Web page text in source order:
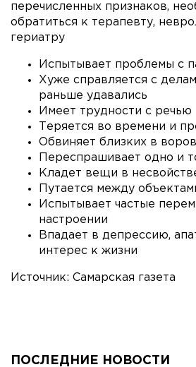
перечисленных признаков,
обратиться к терапевту,
гериатру
Испытывает проблемы с
Хуже справляется с
раньше удавались
Имеет трудности с речью
Теряется во времени и
Обвиняет близких в
Переспрашивает одно и
Кладет вещи в
Путается между
Испытывает частые
настроении
Впадает в депрессию,
интерес к жизни
Источник: Самарская газета
ПОСЛЕДНИЕ НОВОСТИ